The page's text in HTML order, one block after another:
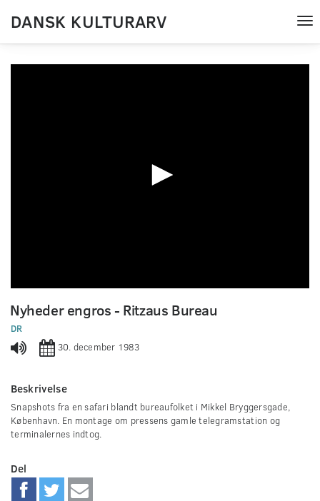
DANSK KULTURARV
seconds
of
0
seconds
Nyheder engros - Ritzaus Bureau
DR
30. december 1983
Beskrivelse
Snapshots fra en safari blandt bureaufolket i Mikkel Bryggersgade,
København. En montage om pressens gamle telegramstation og
terminalernes indtog.
Del